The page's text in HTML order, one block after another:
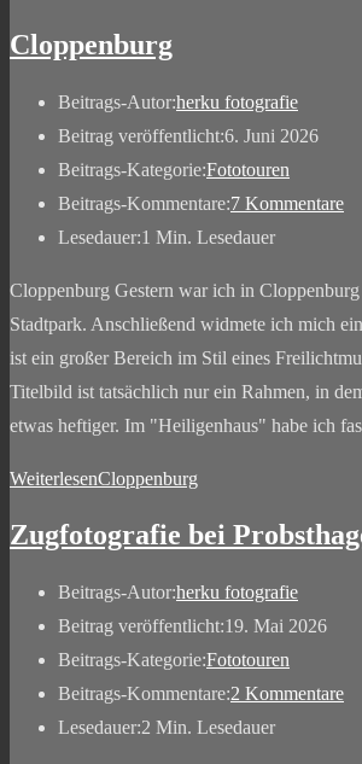
Cloppenburg
Beitrags-Autor:herku fotografie
Beitrag veröffentlicht:6. Juni 2026
Beitrags-Kategorie:Fototouren
Beitrags-Kommentare:7 Kommentare
Lesedauer:1 Min. Lesedauer
Cloppenburg Gestern war ich in
Stadtpark. Anschließend widmete ich mich
ist ein großer Bereich im Stil eines
Titelbild ist tatsächlich nur ein Rahmen, in
etwas heftiger. Im "Heiligenhaus" habe ich
WeiterlesenCloppenburg
Zugfotografie bei
Beitrags-Autor:herku fotografie
Beitrag veröffentlicht:19. Mai 2026
Beitrags-Kategorie:Fototouren
Beitrags-Kommentare:2 Kommentare
Lesedauer:2 Min. Lesedauer